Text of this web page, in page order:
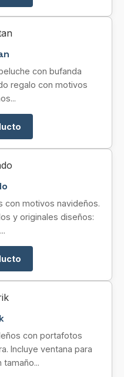
con bufanda
regalo con motivos
con motivos navideños.
y originales diseños:
con portafotos
Incluye ventana para